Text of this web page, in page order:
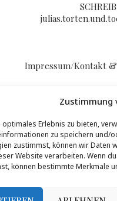
Zustimmung
optimales Erlebnis zu bieten,
zu speichern und/
zustimmst, können wir Daten
Website verarbeiten. Wenn
können bestimmte Merkmale
Impressum/Kontakt
BLOGLOVIN
werden, mehr Infos gibt es